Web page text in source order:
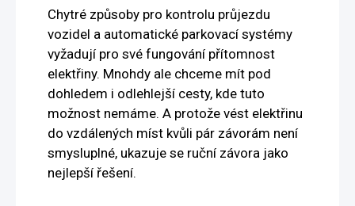
Chytré způsoby pro kontrolu průjezdu
vozidel a automatické parkovací systémy
vyžadují pro své fungování přítomnost
elektřiny. Mnohdy ale chceme mít pod
dohledem i odlehlejší cesty, kde tuto
možnost nemáme. A protože vést elektřinu
do vzdálených míst kvůli pár závorám není
smysluplné, ukazuje se ruční závora jako
nejlepší řešení.